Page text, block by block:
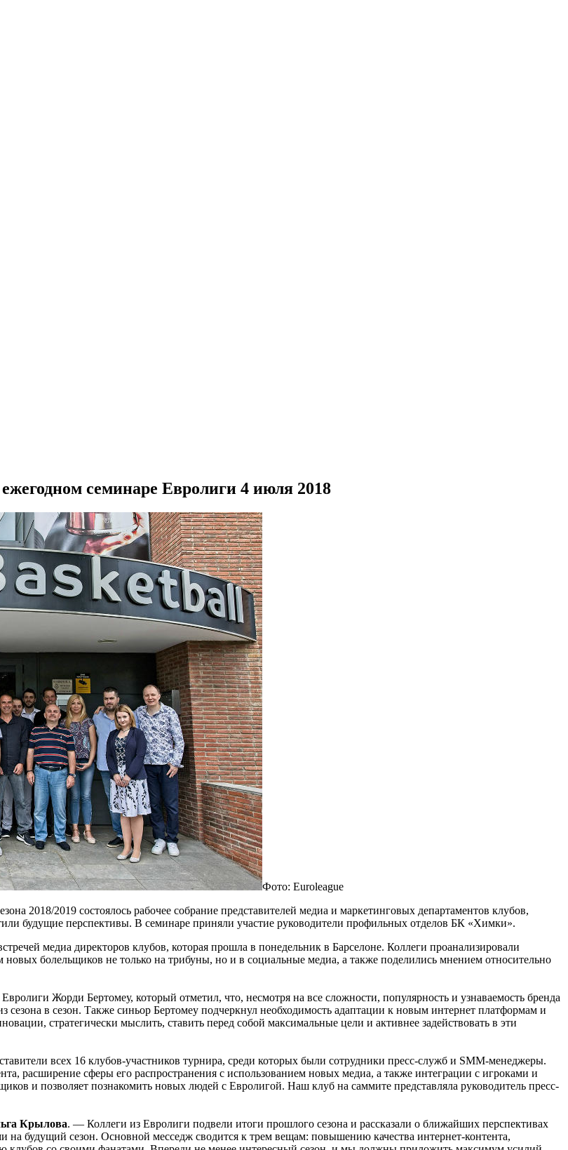
семинаре Евролиги 4 июля 2018
Фото: Euroleague
2018/2019 состоялось рабочее собрание представителей медиа и маркетинговых департаментов клубов,
будущие перспективы. В семинаре приняли участие руководители профильных отделов БК «Химки».
медиа директоров клубов, которая прошла в понедельник в Барселоне. Коллеги проанализировали
болельщиков не только на трибуны, но и в социальные медиа, а также поделились мнением относительно
Жорди Бертомеу, который отметил, что, несмотря на все сложности, популярность и узнаваемость бренда
сезона в сезон. Также синьор Бертомеу подчеркнул необходимость адаптации к новым интернет платформам и
стратегически мыслить, ставить перед собой максимальные цели и активнее задействовать в эти
всех 16 клубов-участников турнира, среди которых были сотрудники пресс-служб и SMM-менеджеры.
расширение сферы его распространения с использованием новых медиа, а также интеграции с игроками и
и позволяет познакомить новых людей с Евролигой. Наш клуб на саммите представляла руководитель пресс-
Крылова. — Коллеги из Евролиги подвели итоги прошлого сезона и рассказали о ближайших перспективах
на будущий сезон. Основной месседж сводится к трем вещам: повышению качества интернет-контента,